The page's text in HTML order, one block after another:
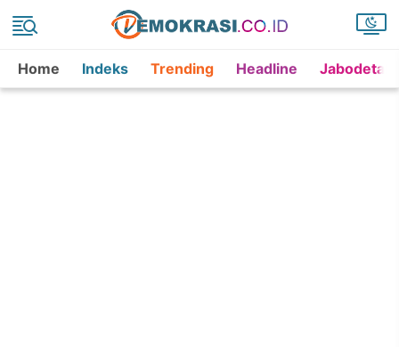
Home Indeks Trending Headline